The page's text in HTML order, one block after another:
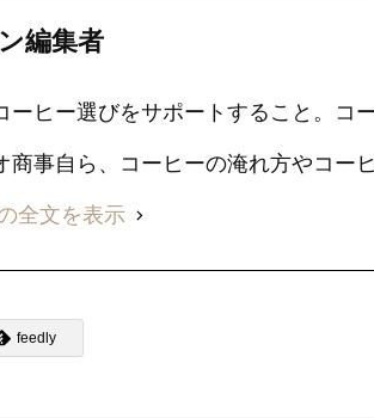
編集者
ーヒー選びをサポートすること。コ
商事自ら、コーヒーの淹れ方やコー
全文を表示
feedly